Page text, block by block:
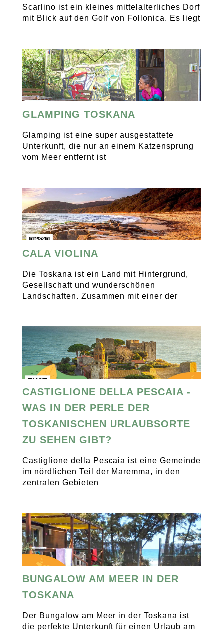
Scarlino ist ein kleines mittelalterliches Dorf
mit Blick auf den Golf von Follonica. Es liegt
GLAMPING TOSKANA
Glamping ist eine super ausgestattete
Unterkunft, die nur an einem Katzensprung
vom Meer entfernt ist
CALA VIOLINA
Die Toskana ist ein Land mit Hintergrund,
Gesellschaft und wunderschönen
Landschaften. Zusammen mit einer der
CASTIGLIONE DELLA PESCAIA -
WAS IN DER PERLE DER
TOSKANISCHEN URLAUBSORTE
ZU SEHEN GIBT?
Castiglione della Pescaia ist eine Gemeinde
im nördlichen Teil der Maremma, in den
zentralen Gebieten
BUNGALOW AM MEER IN DER
TOSKANA
Der Bungalow am Meer in der Toskana ist
die perfekte Unterkunft für einen Urlaub am